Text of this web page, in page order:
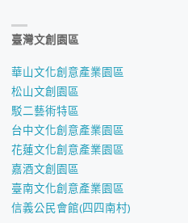
臺灣文創園區
華山文化創意產業園區
松山文創園區
駁二藝術特區
台中文化創意產業園區
花蓮文化創意產業園區
嘉酒文創園區
臺南文化創意產業園區
信義公民會館(四四南村)